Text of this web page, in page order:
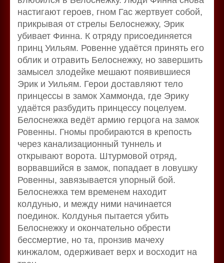
настигают героев, гном Гас жертвует собой,
прикрывая от стрелы Белоснежку, Эрик
убивает Финна. К отряду присоединяется
принц Уильям. Ровенне удаётся принять его
облик и отравить Белоснежку, но завершить
замысел злодейке мешают появившиеся
Эрик и Уильям. Герои доставляют тело
принцессы в замок Хаммонда, где Эрику
удаётся разбудить принцессу поцелуем.
Белоснежка ведёт армию герцога на замок
Ровенны. Гномы пробираются в крепость
через канализационный туннель и
открывают ворота. Штурмовой отряд,
ворвавшийся в замок, попадает в ловушку
Ровенны, завязывается упорный бой.
Белоснежка тем временем находит
колдунью, и между ними начинается
поединок. Колдунья пытается убить
Белоснежку и окончательно обрести
бессмертие, но та, пронзив мачеху
кинжалом, одерживает верх и восходит на